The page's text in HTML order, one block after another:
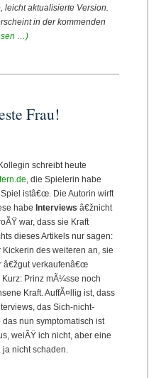
leicht aktualisierte Version.
in der kommenden
…)
Frau!
schreibt heute
, die Spielerin habe
istâ€œ. Die Autorin wirft
habe Interviews â€žnicht
war, dass sie Kraft
dieses Artikels nur sagen:
des weiteren an, sie
â€žgut verkaufenâ€œ
Prinz mÃ¼sse noch
Kraft. AuffÃ¤llig ist, dass
das Sich-nicht-
nun symptomatisch ist
weiÃŸ ich nicht, aber eine
nicht schaden.